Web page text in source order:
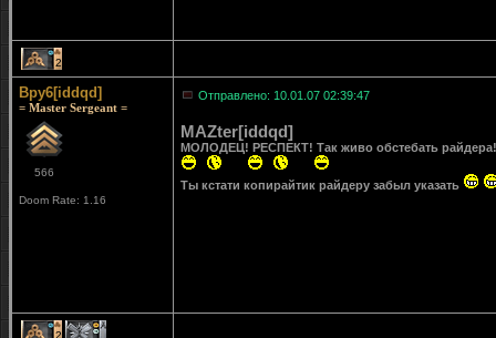
2
Bpy6[iddqd]
= Master Sergeant =
566
Doom Rate: 1.16
Отправлено: 10.01.07 02:39:47
MAZter[iddqd]
МОЛОДЕЦ! РЕСПЕКТ! Так живо обстебать
Ты кстати копирайтик райдеру забыл указать
2 1